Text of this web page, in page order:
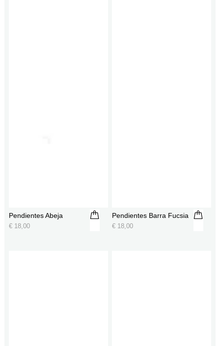
Pendientes Abeja
€18,00
Pendientes Barra Fucsia
€ 18,00